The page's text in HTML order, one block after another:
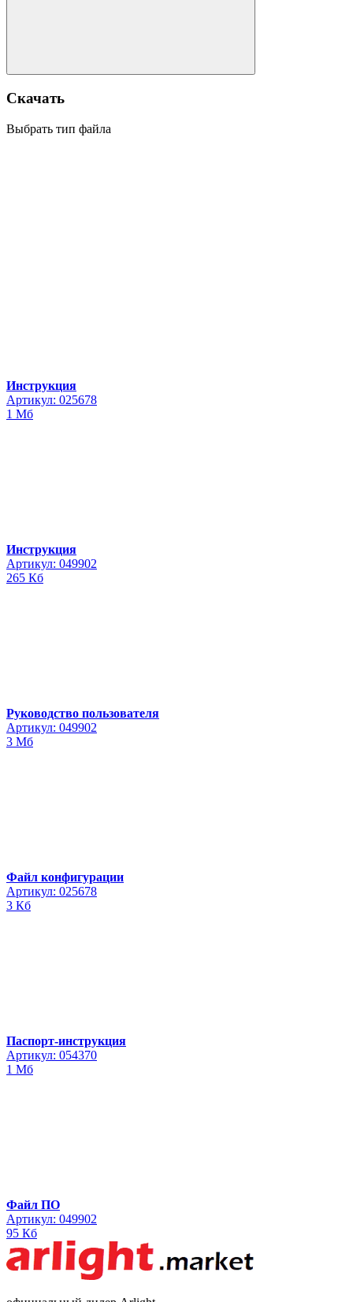
Скачать
Выбрать тип файла
Инструкция
Артикул: 025678
1 Мб
Инструкция
Артикул: 049902
265 Кб
Руководство пользователя
Артикул: 049902
3 Мб
Файл конфигурации
Артикул: 025678
3 Кб
Паспорт-инструкция
Артикул: 054370
1 Мб
Файл ПО
Артикул: 049902
95 Кб